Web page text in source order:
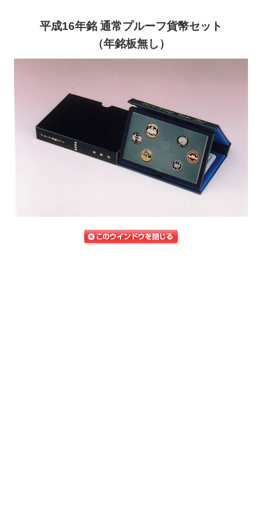
平成16年銘 通常プルーフ貨幣セット
（年銘板無し）